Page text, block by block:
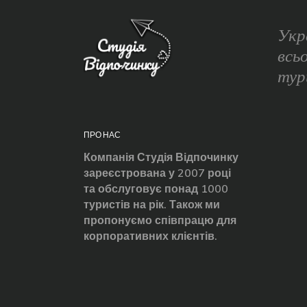
ПРО НАС
Компанія Студія Відпочинку
зареєстрована у 2007 році
та обслуговує понад 1000
туристів на рік. Також ми
пропонуємо співпрацю для
корпоративних клієнтів.